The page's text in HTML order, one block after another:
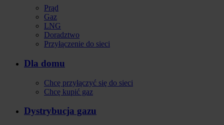
Prąd
Gaz
LNG
Doradztwo
Przyłączenie do sieci
Dla domu
Chcę przyłączyć się do sieci
Chcę kupić gaz
Dystrybucja gazu